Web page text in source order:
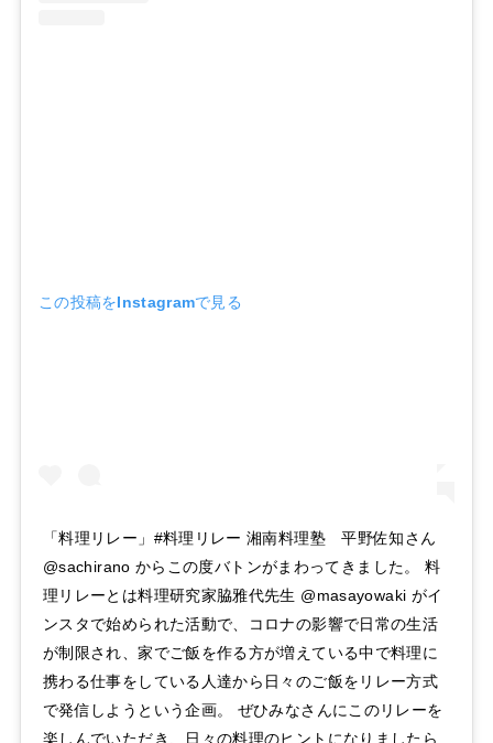
この投稿をInstagramで見る
「料理リレー」#料理リレー 湘南料理塾 平野佐知さん
@sachirano からこの度バトンがまわってきました。 料
理リレーとは料理研究家脇雅代先生 @masayowaki がイ
ンスタで始められた活動で、コロナの影響で日常の生活
が制限され、家でご飯を作る方が増えている中で料理に
携わる仕事をしている人達から日々のご飯をリレー方式
で発信しようという企画。 ぜひみなさんにこのリレーを
楽しんでいただき、日々の料理のヒントになりましたら